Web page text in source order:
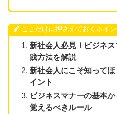
ここだけは押さえておくポイン
新社会人必見！ビジネ
践方法を解説
新社会人にこそ知って
イント
ビジネスマナーの基本
覚えるべきルール